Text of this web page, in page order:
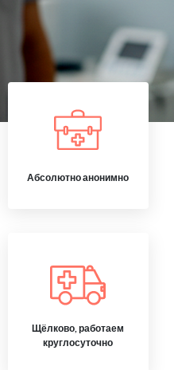
Абсолютно анонимно
Щёлково, работаем
круглосуточно